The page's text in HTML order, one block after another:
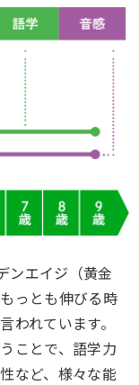
ンエイジ（黄金
っとも伸びる時
われています。
ことで、語学力
など、様々な能